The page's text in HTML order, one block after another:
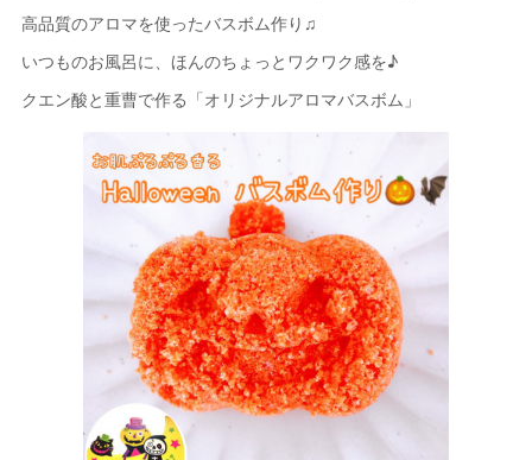
高品質のアロマを使ったバスボム作り♫
いつものお風呂に、ほんのちょっとワクワク感を♪
クエン酸と重曹で作る「オリジナルアロマバスボム」